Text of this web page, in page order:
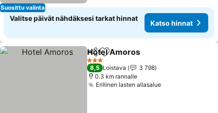
Suosittu valinta
Valitse päivät nähdäksesi tarkat hinnat
Katso hinnat
Jaa Lisää suosikkeihin
Hotel Amoros
3 Tähtiluokitus
8,5 Loistava
3 798
0.3 km rannalle
Erillinen lasten allasalue